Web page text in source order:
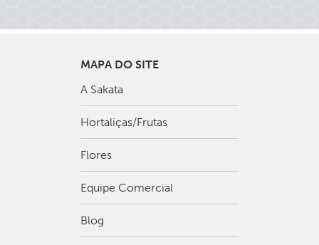
MAPA DO SITE
A Sakata
Hortaliças/Frutas
Flores
Equipe Comercial
Blog